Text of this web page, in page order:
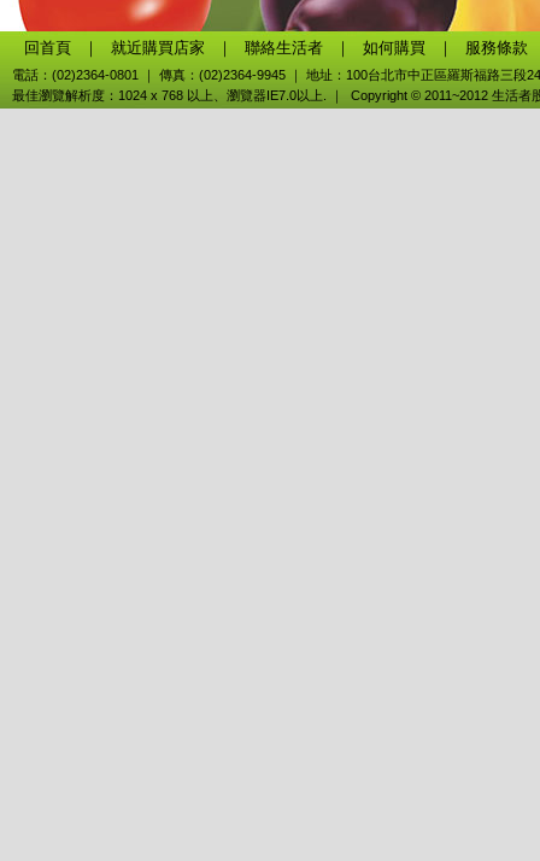
回首頁 ｜ 就近購買店家 ｜ 聯絡生活者 ｜ 如何購買 ｜ 服務條款
電話：(02)2364-0801 ｜ 傳真：(02)2364-9945 ｜ 地址：100台北市中正區羅斯福路三段
最佳瀏覽解析度：1024 x 768 以上、瀏覽器IE7.0以上. ｜ Copyright © 2011~2012 生活